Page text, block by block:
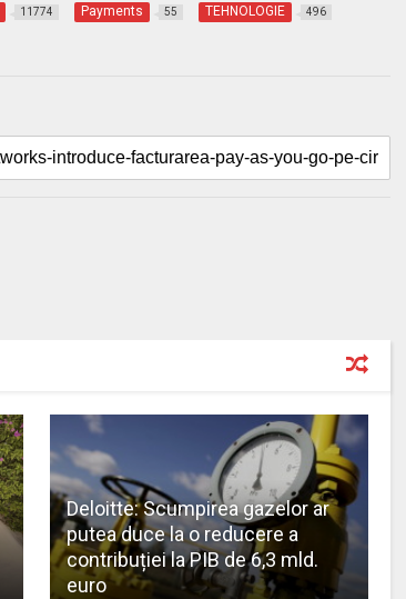
11774 Payments 55 TEHNOLOGIE 496
Deloitte: Scumpirea gazelor ar
putea duce la o reducere a
contribuției la PIB de 6,3 mld.
euro